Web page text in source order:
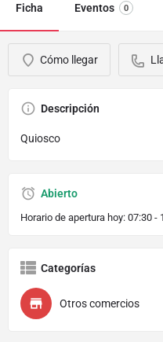
Ficha Eventos 0
Cómo llegar
Descripción
Quiosco
Abierto
Horario de apertura hoy: 07:30 -
Categorías
Otros comercios